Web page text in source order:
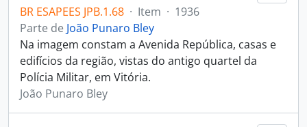
BR ESAPEES JPB.1.68 · Item · 1936
Parte de João Punaro Bley
Na imagem constam a Avenida República, casas e
edifícios da região, vistas do antigo quartel da
Polícia Militar, em Vitória.
João Punaro Bley